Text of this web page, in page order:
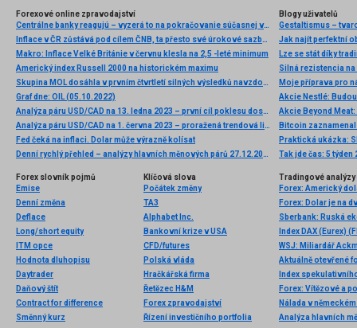
Forexové online zpravodajství
Centrálne banky reagujú – vyzerá to na pokračovanie súčasnej vlny globálneho uvoľňovania
Inflace v ČR zůstává pod cílem ČNB, ta přesto své úrokové sazby snižovat nebude. Obává se inflačních tlaků ve službách a obecněji v jádrových položkách
Makro: Inflace Velké Británie v červnu klesla na 2,5 -leté minimum
Americký index Russell 2000 na historickém maximu
Skupina MOL dosáhla v prvním čtvrtletí silných výsledků navzdory náročnému geopolitickému prostředí a krizím v dodávkách energií
Graf dne: OIL (05.10.2022)
Analýza páru USD/CAD na 13. ledna 2023 – první cíl poklesu dosažen
Analýza páru USD/CAD na 1. června 2023 – proražená trendová linie a potenciál dalšího poklesu
Fed čeká na inflaci. Dolar může výrazně kolísat
Denní rychlý přehled – analýzy hlavních měnových párů 27.12.2013
Blogy uživatelů
Gestaltismus –
Jak najít perfektní
Lze se stát díky
Moje příprava pro
Akcie Nestlé:
Akcie Beyond
Bitcoin
Praktická ukázka:
Tak jde čas: 5 týden
Forex slovník pojmů
Emise
Denní změna
Deflace
Long/short equity
ITM opce
Hodnota dluhopisu
Daytrader
Daňový štít
Contract for difference
Směnný kurz
Klíčová slova
Počátek změny
TA3
Alphabet Inc.
Bankovní krize v USA
CFD/futures
Polská vláda
Hračkářská firma
Řetězec H&M
Forex zpravodajství
Řízení investičního portfolia
Tradingové analýzy
Sberbank: Ruská
Index DAX (Eurex)
Aktuálně otevřené
Index
Forex: Vítězové a
Nálada v
Analýza hlavních